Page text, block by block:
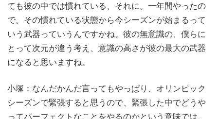
ても彼の中では慣れている、それに。一年間やったの
で。その慣れている状態から今シーズンが始まるって
いう武器っていうんですかね。彼の無意識の、僕らに
とって次元が違う考え、意識の高さが彼の最大の武器
になると思いますね。
小塚：なんだかんだ言ってもやっぱり、オリンピック
シーズンで緊張すると思うので、緊張した中でどうや
ってパーフェクトなことをやるのかという意味では、